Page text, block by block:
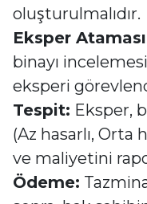
oluşturulmalıdır.
Eksper
binayı
eksperi
Tespit: Eksper,
(Az hasarlı, Orta
ve maliyetini
Ödeme: